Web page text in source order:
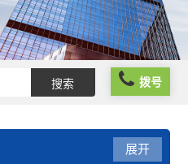
拨号
展开